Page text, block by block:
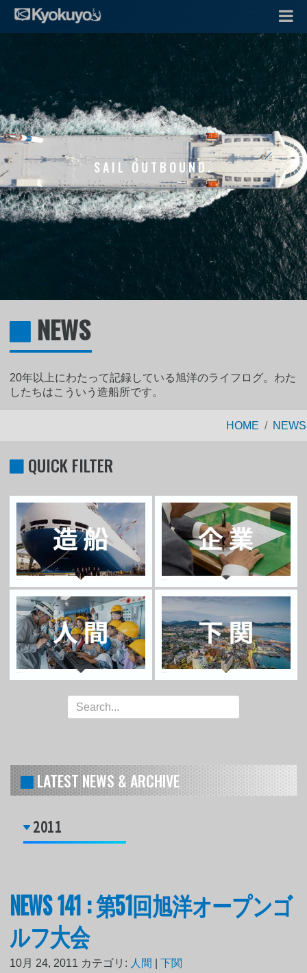
SAIL OUTBOUND.
NEWS
20年以上にわたって記録している旭洋のライフログ。わた
したちはこういう造船所です。
HOME NEWS
QUICK FILTER
LATEST NEWS & ARCHIVE
2011
NEWS 141 : 第51回旭洋オープンゴ
ルフ大会
10月 24, 2011 カテゴリ: 人間 |下関